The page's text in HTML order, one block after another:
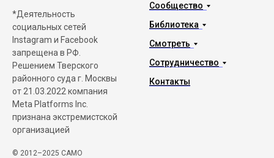
*Деятельность
социальных сетей
Instagram и Facebook
запрещена в РФ.
Решением Тверского
районного суда г. Москвы
от 21.03.2022 компания
Meta Platforms Inc.
признана экстремистской
организацией
© 2012–2025 САМО
Сообщество
Библиотека
Смотреть
Сотрудничество
Контакты